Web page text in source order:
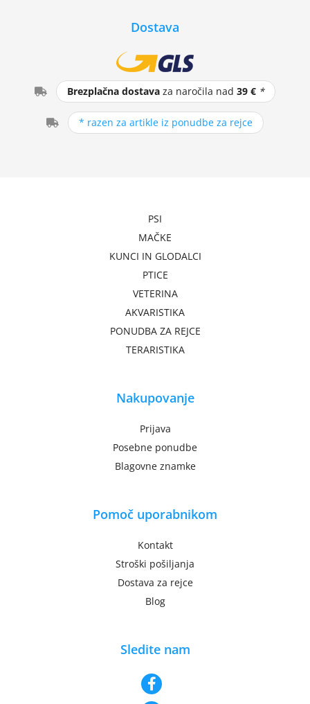
Dostava
Brezplačna dostava za naročila nad39 € *
* razen za artikle iz ponudbe za rejce
PSI
MAČKE
KUNCI IN GLODALCI
PTICE
VETERINA
AKVARISTIKA
PONUDBA ZA REJCE
TERARISTIKA
Nakupovanje
Prijava
Posebne ponudbe
Blagovne znamke
Pomoč uporabnikom
Kontakt
Stroški pošiljanja
Dostava za rejce
Blog
Sledite nam